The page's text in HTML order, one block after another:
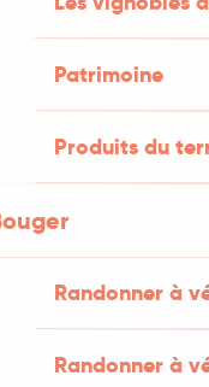
Patrimoine
Produits du
Randonner à
Randonner à
invitant à des
étonnantes !
de montgolfières
dans le site
un opéra
Céré ou encore
pendant Lot of
mettre à l’aise en